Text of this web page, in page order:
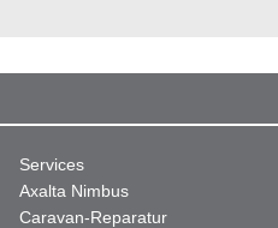
Services
Axalta Nimbus
Caravan-Reparatur